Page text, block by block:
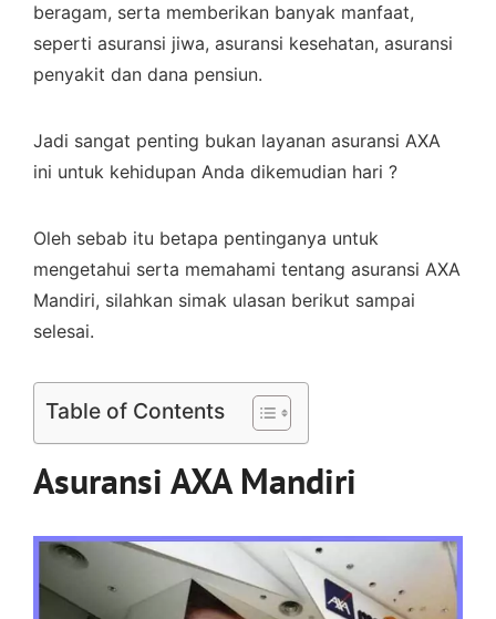
beragam, serta memberikan banyak manfaat,
seperti asuransi jiwa, asuransi kesehatan, asuransi
penyakit dan dana pensiun.
Jadi sangat penting bukan layanan asuransi AXA
ini untuk kehidupan Anda dikemudian hari ?
Oleh sebab itu betapa pentinganya untuk
mengetahui serta memahami tentang asuransi AXA
Mandiri, silahkan simak ulasan berikut sampai
selesai.
Table of Contents
Asuransi AXA Mandiri